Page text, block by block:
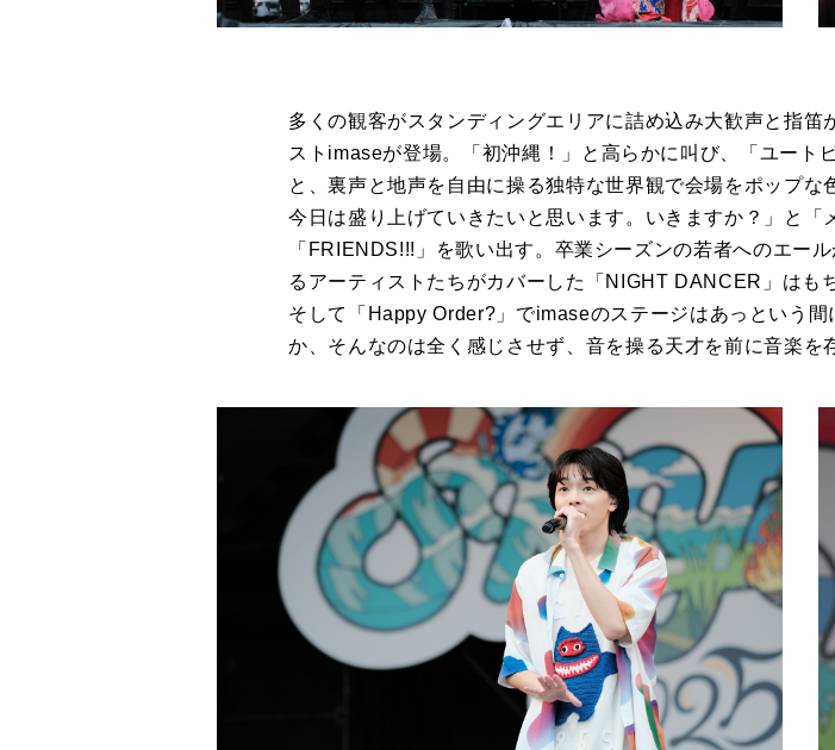
多くの観客がスタンディングエリアに詰め込み大歓声と指
ストimaseが登場。「初沖縄！」と高らかに叫び、「ユート
と、裏声と地声を自由に操る独特な世界観で会場をポップな
今日は盛り上げていきたいと思います。いきますか？」と「
「FRIENDS!!!」を歌い出す。卒業シーズンの若者へのエー
るアーティストたちがカバーした「NIGHT DANCER」はも
そして「Happy Order?」でimaseのステージはあっという
か、そんなのは全く感じさせず、音を操る天才を前に音楽を